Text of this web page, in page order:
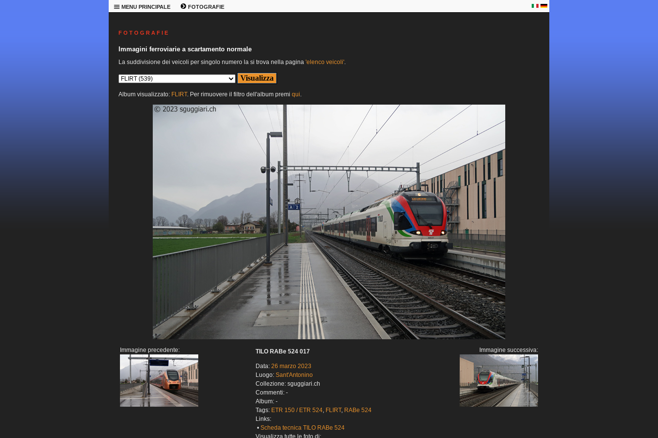
MENU PRINCIPALE FOTOGRAFIE
F O T O G R A F I E
Immagini ferroviarie a scartamento normale
La suddivisione dei veicoli per singolo numero la si trova nella pagina 'elenco veicoli'.
Album visualizzato: FLIRT. Per rimuovere il filtro dell'album premi qui.
Immagine precedente: TILO RABe 524 017
Data: 26 marzo 2023
Luogo: Sant'Antonino
Collezione: sguggiari.ch
Commenti: -
Album: -
Tags: ETR 150 / ETR 524, FLIRT, RABe 524
Links:
• Scheda tecnica TILO RABe 524
Immagine successiva: